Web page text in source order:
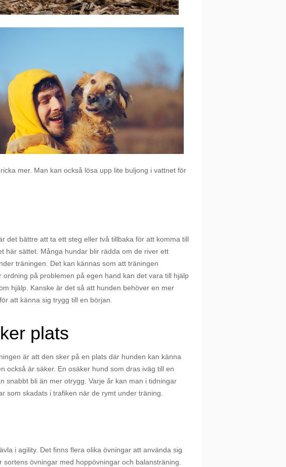
mer. Man kan också lösa upp lite buljong i vattnet för
det bättre att ta ett steg eller två tillbaka för att komma till
här sättet. Många hundar blir rädda om de river ett
träningen. Det kan kännas som att träningen
på problemen på egen hand kan det vara till hjälp
hjälp. Kanske är det så att hunden behöver en mer
att känna sig trygg till en början.
plats
är att den sker på en plats där hunden kan känna
också är säker. En osäker hund som dras iväg till en
snabbt bli än mer otrygg. Varje år kan man i tidningar
som skadats i trafiken när de rymt under träning.
i agility. Det finns flera olika övningar att använda sig
övningar med hoppövningar och balansträning.